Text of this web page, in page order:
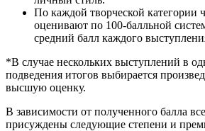
По каждой творческой
оценивают по 100-балльной
средний балл каждого
*В случае нескольких выступлений в
подведения итогов выбирается
высшую оценку.
В зависимости от полученного балла
присуждены следующие степени и